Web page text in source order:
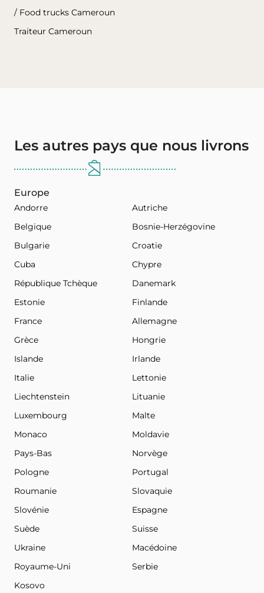
/ Food trucks Cameroun
Traiteur Cameroun
Les autres pays que nous livrons
Europe
Andorre
Autriche
Belgique
Bosnie-Herzégovine
Bulgarie
Croatie
Cuba
Chypre
République Tchèque
Danemark
Estonie
Finlande
France
Allemagne
Grèce
Hongrie
Islande
Irlande
Italie
Lettonie
Liechtenstein
Lituanie
Luxembourg
Malte
Monaco
Moldavie
Pays-Bas
Norvège
Pologne
Portugal
Roumanie
Slovaquie
Slovénie
Espagne
Suède
Suisse
Ukraine
Macédoine
Royaume-Uni
Serbie
Kosovo